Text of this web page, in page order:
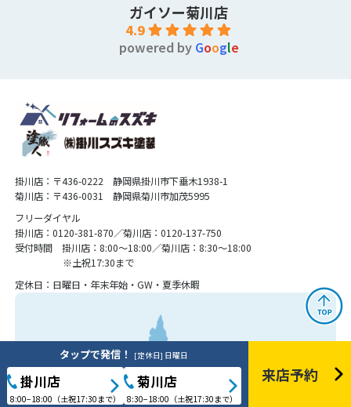
ガイソー菊川店
4.9
powered by Google
掛川店：〒436-0222 静岡県掛川市下垂木1938-1
菊川店：〒436-0031 静岡県菊川市加茂5995
フリーダイヤル
掛川店：0120-381-870／菊川店：0120-137-750
受付時間 掛川店：8:00〜18:00／菊川店：8:30〜18:00
※土祝17:30まで
定休日：日曜日・年末年始・GW・夏季休暇
タップで発信！ [定休日] 日曜日
掛川店
8:00−18:00（土祝17:30まで）
菊川店
8:30−18:00（土祝17:30まで）
来店予約